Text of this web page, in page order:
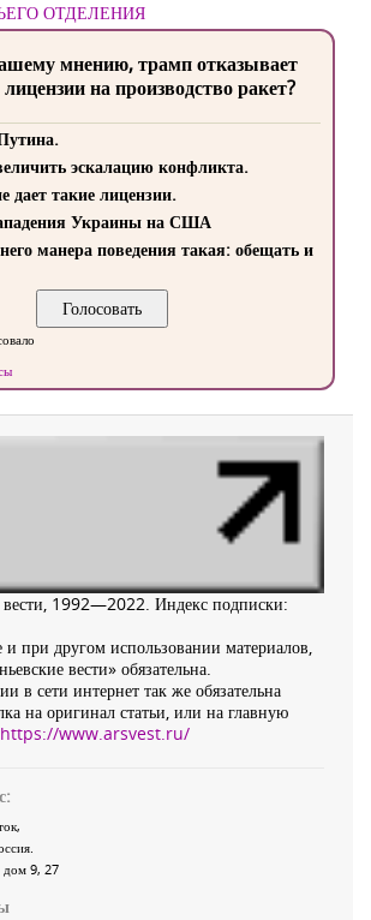
ОТДЕЛЕНИЯ
мнению, трамп отказывает
на производство ракет?
эскалацию конфликта.
дает такие лицензии.
Украины на США
манера поведения такая: обещать и
вести, 1992—2022. Индекс подписки:
и при другом использовании материалов,
вести» обязательна.
в сети интернет так же обязательна
на оригинал статьи, или на главную
https://www.arsvest.ru/
,
дом 9, 27